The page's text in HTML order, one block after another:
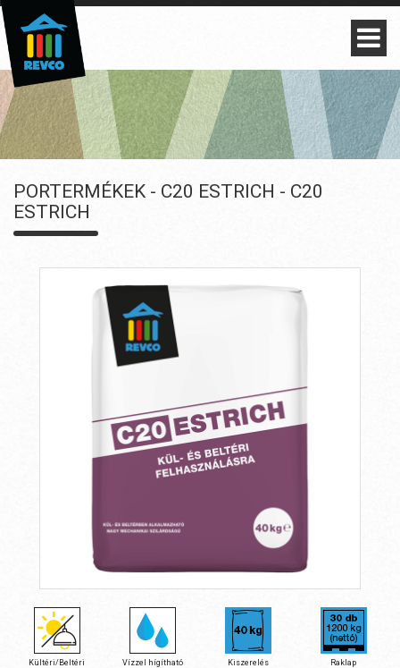
PORTERMÉKEK - C20 ESTRICH - C20
ESTRICH
Kültéri/Beltéri Vízzel hígítható Kiszerelés Raklap